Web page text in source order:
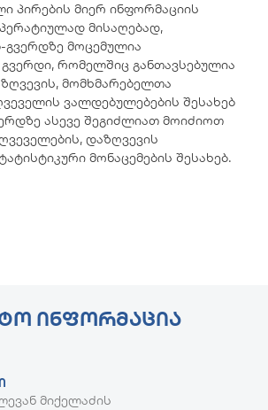
პირების მიერ ინფორმაციის
მისაღებად,
გვერდზე მოცემულია
რომელშიც განთავსებულია
მომხმარებელთა
ვალდებულებების შესახებ
ასევე შეგიძლიათ მოიძიოთ
დაზღვევის
მონაცემების შესახებ.
ᲘᲜᲤᲝᲠᲛᲐᲪᲘᲐ
მიქელაძის